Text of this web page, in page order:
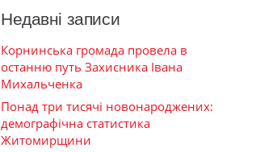
Недавні записи
Корнинська громада провела в
останню путь Захисника Івана
Михальченка
Понад три тисячі новонароджених:
демографічна статистика
Житомирщини